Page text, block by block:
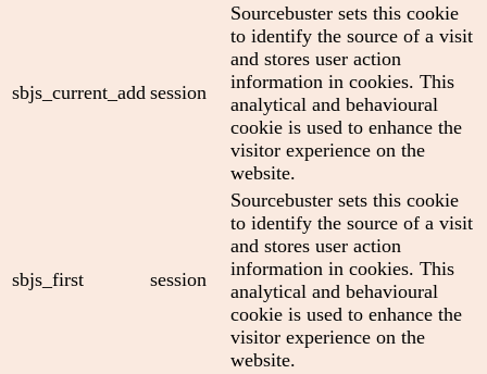
sbjs_current_add session
Sourcebuster sets this cookie
to identify the source of a visit
and stores user action
information in cookies. This
analytical and behavioural
cookie is used to enhance the
visitor experience on the
website.
sbjs_first session
Sourcebuster sets this cookie
to identify the source of a visit
and stores user action
information in cookies. This
analytical and behavioural
cookie is used to enhance the
visitor experience on the
website.